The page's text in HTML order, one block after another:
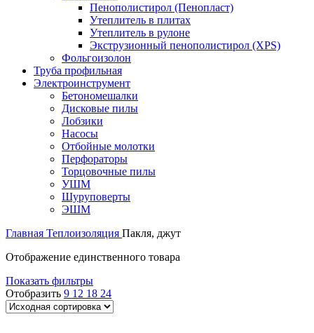
Пенополистирол (Пенопласт)
Утеплитель в плитах
Утеплитель в рулоне
Экструзионный пенополистирол (XPS)
Фольгоизолон
Труба профильная
Электроинструмент
Бетономешалки
Дисковые пилы
Лобзики
Насосы
Отбойные молотки
Перфораторы
Торцовочные пилы
УШМ
Шуруповерты
ЭШМ
Главная Теплоизоляция Пакля, джут
Отображение единственного товара
Показать фильтры
Отобразить 9 12 18 24